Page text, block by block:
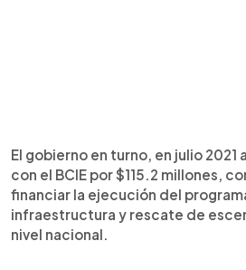
El gobierno en turno, en julio 2021
con el BCIE por $115.2 millones,
financiar la ejecución del
infraestructura y rescate de
nivel nacional.